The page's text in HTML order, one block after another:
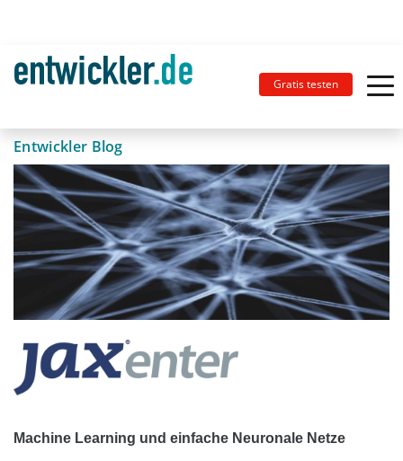
Gratis testen
Entwickler Blog
Machine Learning und einfache Neuronale Netze